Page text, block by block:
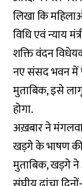
लिखा कि
विधि एवं न्याय
शक्ति वंदन
नए संसद भवन में
मुताबिक, इसे
होगा.
अख़बार ने
खड़गे के भाषण
मुताबिक, खड़गे ने